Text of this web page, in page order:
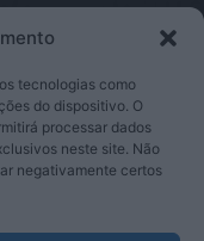
tecnologias como
do dispositivo. O
processar dados
neste site. Não
negativamente certos